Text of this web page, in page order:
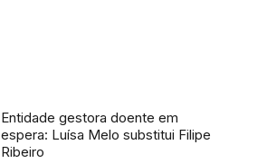
Entidade gestora doente em
espera: Luísa Melo substitui Filipe
Ribeiro